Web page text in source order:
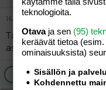
16.09.2004
Täällä olisi myös 30-
asustelet?
Ilmoita asiaton
teknologioita.
Otavaja sen (95)
keräävät tietoa
ominaisuuk­sista)
Sisällön ja
Kohdennettu